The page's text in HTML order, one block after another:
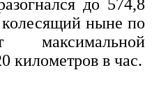
до 574,8
ныне по
максимальной
километров в час.